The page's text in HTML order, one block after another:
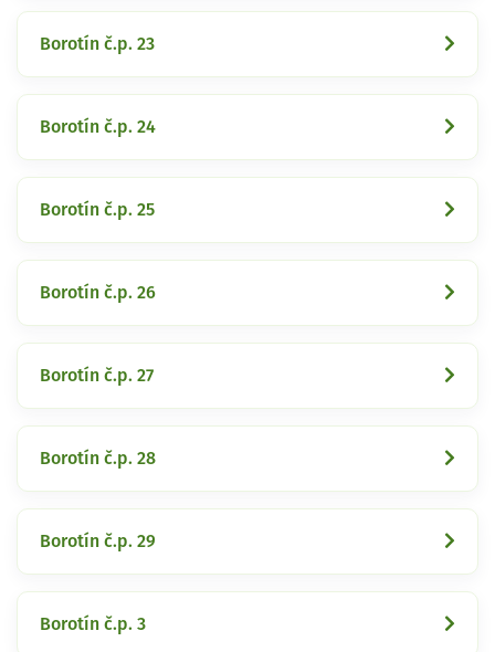
Borotín č.p. 23
Borotín č.p. 24
Borotín č.p. 25
Borotín č.p. 26
Borotín č.p. 27
Borotín č.p. 28
Borotín č.p. 29
Borotín č.p. 3